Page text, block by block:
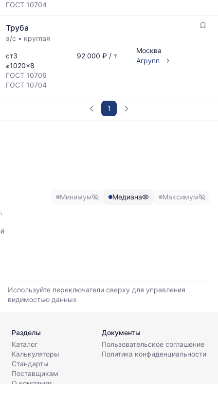
ГОСТ 10704
Труба
э/с • круглая
ст3
⌀1020x8
ГОСТ 10706
ГОСТ 10704
92 000 ₽ / т
Москва
Агрупп
›
1
6
месяцев.
Используйте
тренд
разброс
цен
на
рынке.
Минимум Медиана Максимум
Используйте переключатели сверху для управления
видимостью данных
Разделы
Каталог
Калькуляторы
Стандарты
Поставщикам
О компании
Документы
Пользовательское соглашение
Политика конфиденциальности